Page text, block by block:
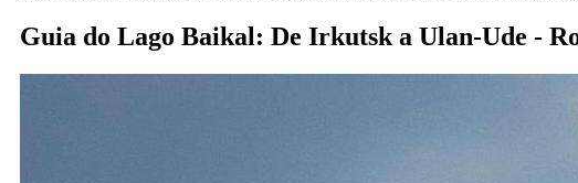
Guia do Lago Baikal: De Irkutsk a Ulan-Ude -